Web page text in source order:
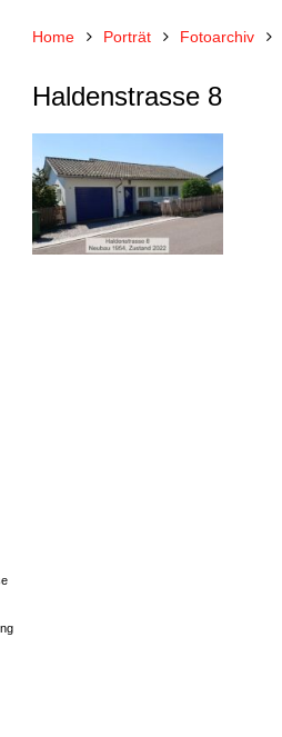
Home Porträt Fotoarchiv
Haldenstrasse 8